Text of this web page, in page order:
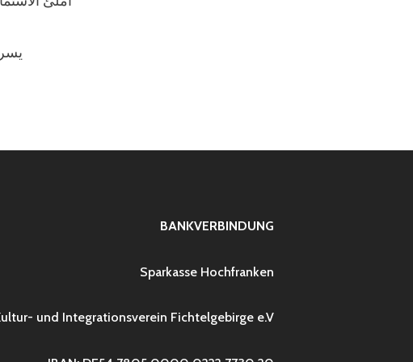
BANKVERBINDUNG
Sparkasse Hochfranken
und Integrationsverein Fichtelgebirge e.V.